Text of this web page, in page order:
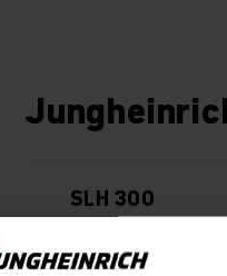
SLH 300